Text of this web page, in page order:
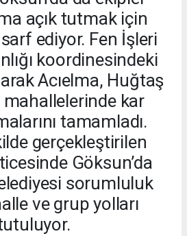
açık tutmak için
ediyor. Fen İşleri
koordinesindeki
Acıelma, Huğtaş
kar
tamamladı.
gerçekleştirilen
Göksun’da
sorumluluk
ve grup yolları